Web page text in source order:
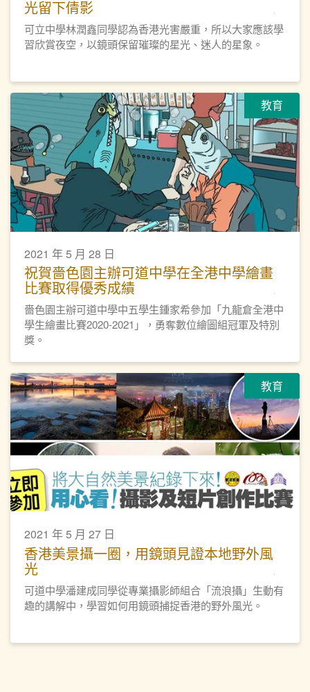
光留下倩影
可立中學林潤鑫同學認為香港光害嚴重，所以大家應該學
習欣賞夜空，以鏡頭保留璀璨的星光、迷人的星象。
教育
2021 年 5 月 28 日
祝賀嗇色園主辦可道中學在全港中學繪畫
比賽取得優秀成績
嗇色園主辦可道中學中五學生鍾家希參加「九龍倉全港中
學生繪畫比賽2020-2021」，勇奪數位繪圖組冠軍及特別
獎。
教育
2021 年 5 月 27 日
香港美景攝一圈，用鏡頭見證本地野外風
光
可道中學潘建成同學從專業攝影師組合「流浪攝」生動有
趣的講解中，學習如何用鏡頭捕捉香港的野外風光。